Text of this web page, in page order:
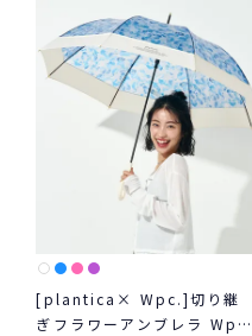
[plantica× Wpc.]切り継
ぎフラワーアンブレラ Wpc.